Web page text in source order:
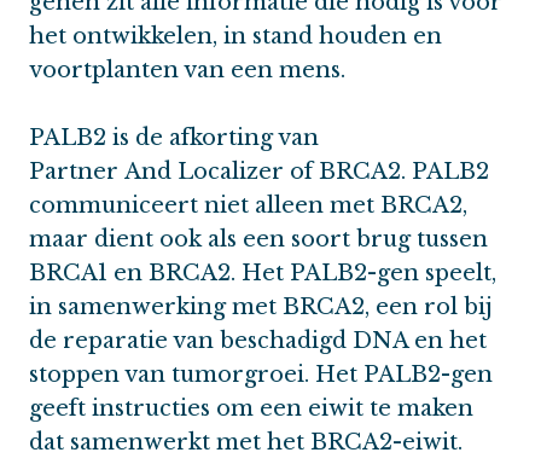
het ontwikkelen, in stand houden en
voortplanten van een mens.
PALB2 is de afkorting van
Partner And Localizer of BRCA2. PALB2
communiceert niet alleen met BRCA2,
maar dient ook als een soort brug tussen
BRCA1 en BRCA2. Het PALB2-gen speelt,
in samenwerking met BRCA2, een rol bij
de reparatie van beschadigd DNA en het
stoppen van tumorgroei. Het PALB2-gen
geeft instructies om een eiwit te maken
dat samenwerkt met het BRCA2-eiwit.